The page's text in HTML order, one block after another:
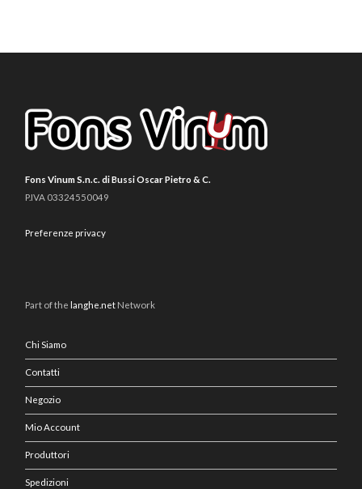
Fons Vinum S.n.c. di Bussi Oscar Pietro & C.
P.IVA 03324550049
Preferenze privacy
Part of thelanghe.net Network
Chi Siamo
Contatti
Negozio
Mio Account
Produttori
Spedizioni